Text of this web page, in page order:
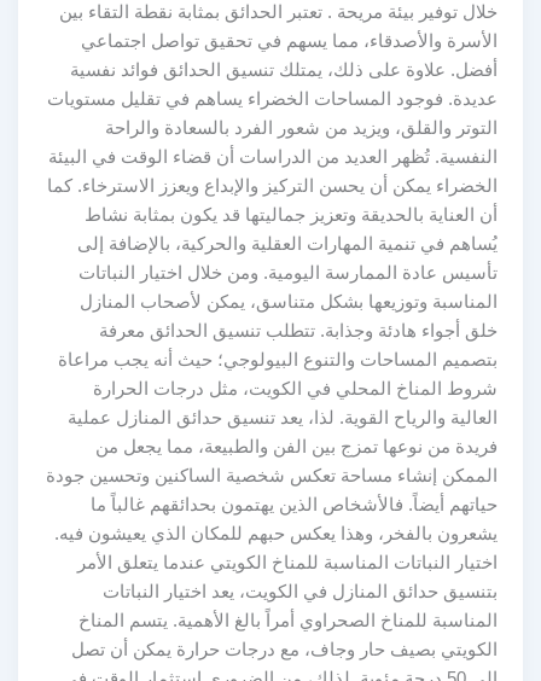
خلال توفير بيئة مريحة . تعتبر الحدائق بمثابة نقطة التقاء بين
الأسرة والأصدقاء، مما يسهم في تحقيق تواصل اجتماعي
أفضل. علاوة على ذلك، يمتلك تنسيق الحدائق فوائد نفسية
عديدة. فوجود المساحات الخضراء يساهم في تقليل مستويات
التوتر والقلق، ويزيد من شعور الفرد بالسعادة والراحة
النفسية. تُظهر العديد من الدراسات أن قضاء الوقت في البيئة
الخضراء يمكن أن يحسن التركيز والإبداع ويعزز الاسترخاء. كما
أن العناية بالحديقة وتعزيز جماليتها قد يكون بمثابة نشاط
يُساهم في تنمية المهارات العقلية والحركية، بالإضافة إلى
تأسيس عادة الممارسة اليومية. ومن خلال اختيار النباتات
المناسبة وتوزيعها بشكل متناسق، يمكن لأصحاب المنازل
خلق أجواء هادئة وجذابة. تتطلب تنسيق الحدائق معرفة
بتصميم المساحات والتنوع البيولوجي؛ حيث أنه يجب مراعاة
شروط المناخ المحلي في الكويت، مثل درجات الحرارة
العالية والرياح القوية. لذا، يعد تنسيق حدائق المنازل عملية
فريدة من نوعها تمزج بين الفن والطبيعة، مما يجعل من
الممكن إنشاء مساحة تعكس شخصية الساكنين وتحسين جودة
حياتهم أيضاً. فالأشخاص الذين يهتمون بحدائقهم غالباً ما
يشعرون بالفخر، وهذا يعكس حبهم للمكان الذي يعيشون فيه.
اختيار النباتات المناسبة للمناخ الكويتي عندما يتعلق الأمر
بتنسيق حدائق المنازل في الكويت، يعد اختيار النباتات
المناسبة للمناخ الصحراوي أمراً بالغ الأهمية. يتسم المناخ
الكويتي بصيف حار وجاف، مع درجات حرارة يمكن أن تصل